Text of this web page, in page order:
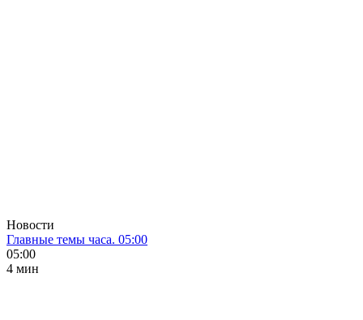
Новости
Главные темы часа. 05:00
05:00
4 мин